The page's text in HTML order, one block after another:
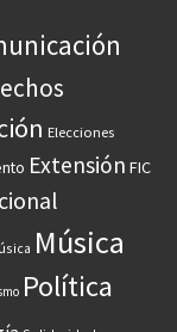
Elecciones
Extensión FIC
Música
Política